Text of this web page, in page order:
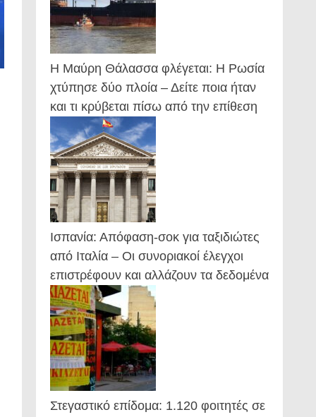
Η Μαύρη Θάλασσα φλέγεται: Η Ρωσία
χτύπησε δύο πλοία – Δείτε ποια ήταν
και τι κρύβεται πίσω από την επίθεση
Ισπανία: Απόφαση-σοκ για ταξιδιώτες
από Ιταλία – Οι συνοριακοί έλεγχοι
επιστρέφουν και αλλάζουν τα δεδομένα
Στεγαστικό επίδομα: 1.120 φοιτητές σε